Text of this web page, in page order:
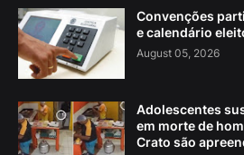
Convenções
e calendário
August 05, 2026
Adolescentes
em morte de
Crato são